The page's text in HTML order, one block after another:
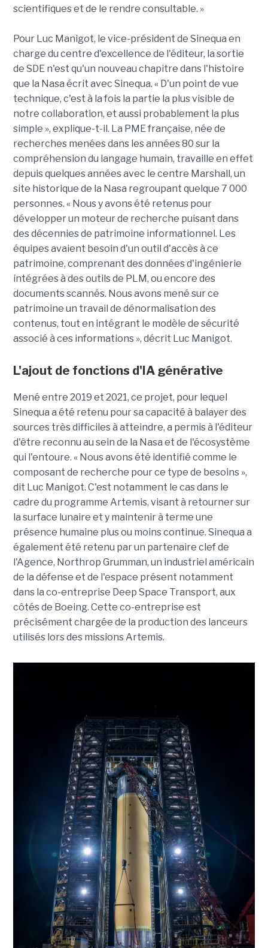
scientifiques et de le rendre consultable. »
Pour Luc Manigot, le vice-président de Sinequa en
charge du centre d'excellence de l'éditeur, la sortie
de SDE n'est qu'un nouveau chapitre dans l'histoire
que la Nasa écrit avec Sinequa. « D'un point de vue
technique, c'est à la fois la partie la plus visible de
notre collaboration, et aussi probablement la plus
simple », explique-t-il. La PME française, née de
recherches menées dans les années 80 sur la
compréhension du langage humain, travaille en effet
depuis quelques années avec le centre Marshall, un
site historique de la Nasa regroupant quelque 7 000
personnes. « Nous y avons été retenus pour
développer un moteur de recherche puisant dans
des décennies de patrimoine informationnel. Les
équipes avaient besoin d'un outil d'accès à ce
patrimoine, comprenant des données d'ingénierie
intégrées à des outils de PLM, ou encore des
documents scannés. Nous avons mené sur ce
patrimoine un travail de dénormalisation des
contenus, tout en intégrant le modèle de sécurité
associé à ces informations », décrit Luc Manigot.
L'ajout de fonctions d'IA générative
Mené entre 2019 et 2021, ce projet, pour lequel
Sinequa a été retenu pour sa capacité à balayer des
sources très difficiles à atteindre, a permis à l'éditeur
d'être reconnu au sein de la Nasa et de l'écosystème
qui l'entoure. « Nous avons été identifié comme le
composant de recherche pour ce type de besoins »,
dit Luc Manigot. C'est notamment le cas dans le
cadre du programme Artemis, visant à retourner sur
la surface lunaire et y maintenir à terme une
présence humaine plus ou moins continue. Sinequa a
également été retenu par un partenaire clef de
l'Agence, Northrop Grumman, un industriel américain
de la défense et de l'espace présent notamment
dans la co-entreprise Deep Space Transport, aux
côtés de Boeing. Cette co-entreprise est
précisément chargée de la production des lanceurs
utilisés lors des missions Artemis.